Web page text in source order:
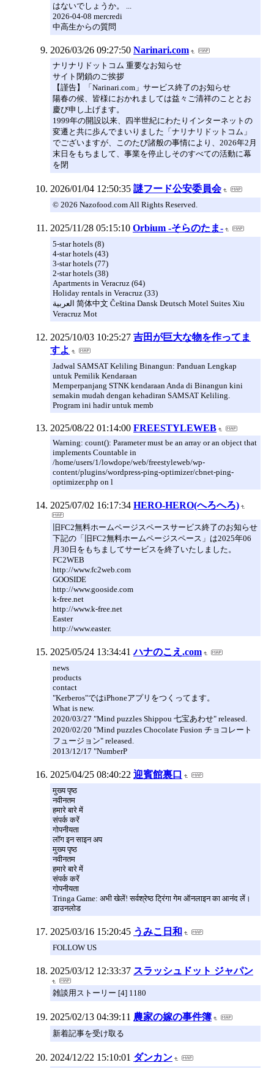
はないでしょうか。 ...
2026-04-08 mercredi
中高生からの質問
2026/03/26 09:27:50 Narinari.com
ナリナリドットコム 重要なお知らせ
サイト閉鎖のご挨拶
【謹告】「Narinari.com」サービス終了のお知らせ
陽春の候、皆様におかれましては益々ご清祥のこととお
慶び申し上げます。
1999年の開設以来、四半世紀にわたりインターネットの
変遷と共に歩んでまいりました「ナリナリドットコム」
でございますが、このたび諸般の事情により、2026年2月
末日をもちまして、事業を停止しそのすべての活動に幕
を閉
2026/01/04 12:50:35 謎フード公安委員会
© 2026 Nazofood.com All Rights Reserved.
2025/11/28 05:15:10 Orbium -そらのたま-
5-star hotels (8)
4-star hotels (43)
3-star hotels (77)
2-star hotels (38)
Apartments in Veracruz (64)
Holiday rentals in Veracruz (33)
العربية 简体中文 Čeština Dansk Deutsch Motel Suites Xiu
Veracruz Mot
2025/10/03 10:25:27 吉田が巨大な物を作ってま
すよ
Jadwal SAMSAT Keliling Binangun: Panduan Lengkap
untuk Pemilik Kendaraan
Memperpanjang STNK kendaraan Anda di Binangun kini
semakin mudah dengan kehadiran SAMSAT Keliling.
Program ini hadir untuk memb
2025/08/22 01:14:00 FREESTYLEWEB
Warning: count(): Parameter must be an array or an object that
implements Countable in
/home/users/1/lowdope/web/freestyleweb/wp-
content/plugins/wordpress-ping-optimizer/cbnet-ping-
optimizer.php on l
2025/07/02 16:17:34 HERO-HERO(へろへろ)
旧FC2無料ホームページスペースサービス終了のお知らせ
下記の「旧FC2無料ホームページスペース」は2025年06
月30日をもちましてサービスを終了いたしました。
FC2WEB
http://www.fc2web.com
GOOSIDE
http://www.gooside.com
k-free.net
http://www.k-free.net
Easter
http://www.easter.
2025/05/24 13:34:41 ハナのこえ.com
news
products
contact
"Kerberos"ではiPhoneアプリをつくってます。
What is new.
2020/03/27 "Mind puzzles Shippou 七宝あわせ" released.
2020/02/20 "Mind puzzles Chocolate Fusion チョコレート
フュージョン" released.
2013/12/17 "NumberP
2025/04/25 08:40:22 迎賓館裏口
मुख्य पृष्ठ
नवीनतम
हमारे बारे में
संपर्क करें
गोपनीयता
लॉग इन साइन अप
मुख्य पृष्ठ
नवीनतम
हमारे बारे में
संपर्क करें
गोपनीयता
Tringa Game: अभी खेलें! सर्वश्रेष्ठ ट्रिंगा गेम ऑनलाइन का आनंद लें।
डाउनलोड
2025/03/16 15:20:45 うみこ日和
FOLLOW US
2025/03/12 12:33:37 スラッシュドット ジャパン
雑談用ストーリー [4] 1180
2025/02/13 04:39:11 農家の嫁の事件簿
新着記事を受け取る
2024/12/22 15:10:01 ダンカン